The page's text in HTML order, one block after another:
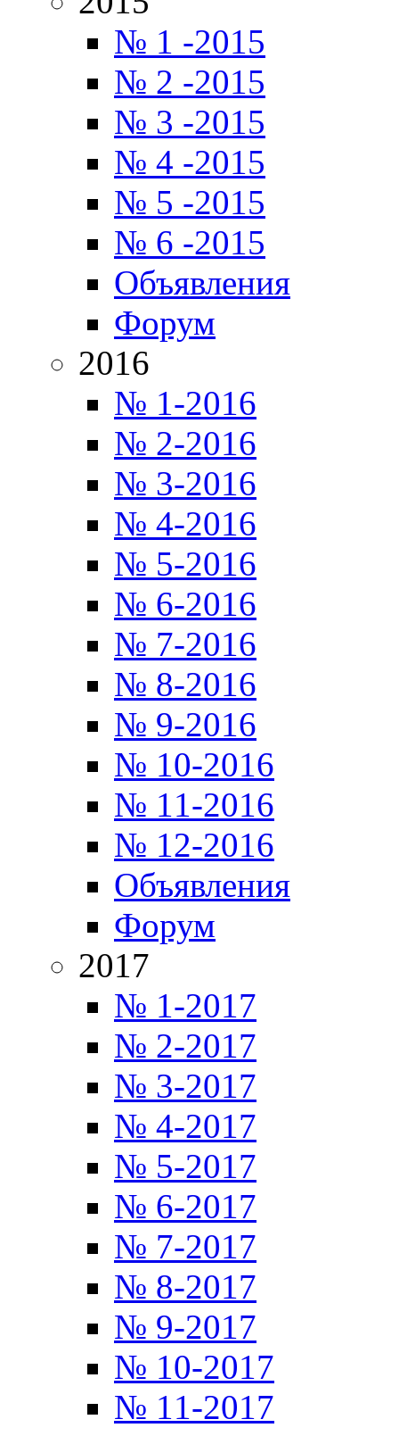
№ 1 -2015
№ 2 -2015
№ 3 -2015
№ 4 -2015
№ 5 -2015
№ 6 -2015
Объявления
Форум
2016
№ 1-2016
№ 2-2016
№ 3-2016
№ 4-2016
№ 5-2016
№ 6-2016
№ 7-2016
№ 8-2016
№ 9-2016
№ 10-2016
№ 11-2016
№ 12-2016
Объявления
Форум
2017
№ 1-2017
№ 2-2017
№ 3-2017
№ 4-2017
№ 5-2017
№ 6-2017
№ 7-2017
№ 8-2017
№ 9-2017
№ 10-2017
№ 11-2017